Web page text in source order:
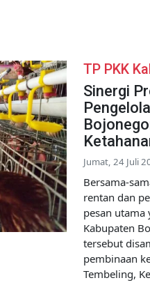
TP PKK
Sinergi
Jumat, 24 Juli
Bersama-
rentan dan
pesan utama
Kabupaten
tersebut
pembinaan
Tembeling,